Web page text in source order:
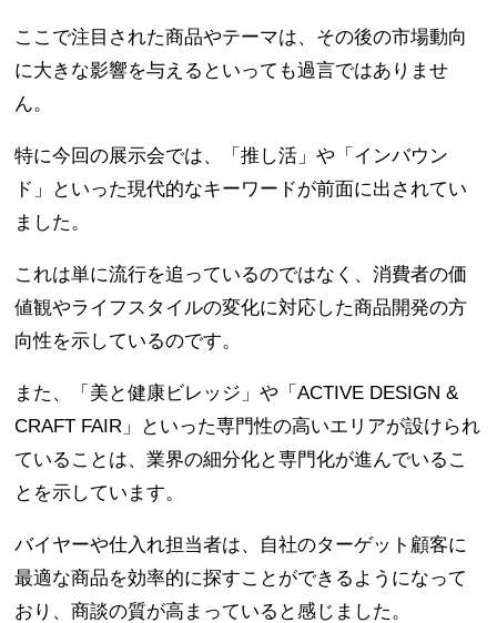
ここで注目された商品やテーマは、その後の市場動向
に大きな影響を与えるといっても過言ではありませ
ん。
特に今回の展示会では、「推し活」や「インバウン
ド」といった現代的なキーワードが前面に出されてい
ました。
これは単に流行を追っているのではなく、消費者の価
値観やライフスタイルの変化に対応した商品開発の方
向性を示しているのです。
また、「美と健康ビレッジ」や「ACTIVE DESIGN &
CRAFT FAIR」といった専門性の高いエリアが設けられ
ていることは、業界の細分化と専門化が進んでいるこ
とを示しています。
バイヤーや仕入れ担当者は、自社のターゲット顧客に
最適な商品を効率的に探すことができるようになって
おり、商談の質が高まっていると感じました。